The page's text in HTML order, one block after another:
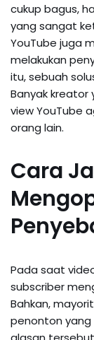
cukup bagus,
yang sangat
YouTube juga
melakukan
itu, sebuah
Banyak kreator
view YouTube
orang lain.
Cara
Pada saat
subscriber
Bahkan,
penonton yang